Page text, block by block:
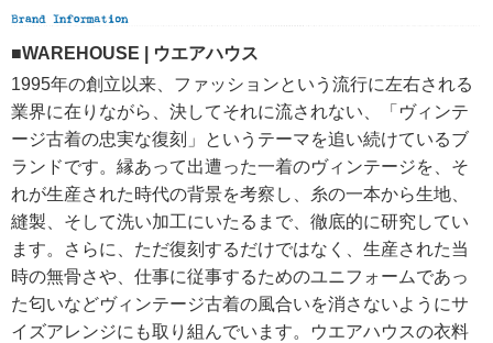
■WAREHOUSE | ウエアハウス
1995年の創立以来、ファッションという流行に左右される
業界に在りながら、決してそれに流されない、「ヴィンテ
ージ古着の忠実な復刻」というテーマを追い続けているブ
ランドです。縁あって出遭った一着のヴィンテージを、そ
れが生産された時代の背景を考察し、糸の一本から生地、
縫製、そして洗い加工にいたるまで、徹底的に研究してい
ます。さらに、ただ復刻するだけではなく、生産された当
時の無骨さや、仕事に従事するためのユニフォームであっ
た匂いなどヴィンテージ古着の風合いを消さないようにサ
イズアレンジにも取り組んでいます。ウエアハウスの衣料